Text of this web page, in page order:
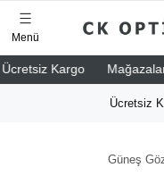
Kargo
Menü
Ücretsiz
Güneş